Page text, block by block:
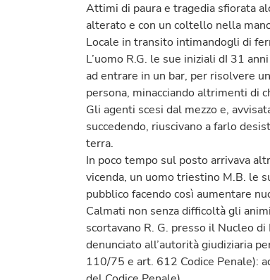
Attimi di paura e tragedia sfiorata
alterato e con un coltello nella
Locale in transito intimandogli di
L’uomo R.G. le sue iniziali dI 31
ad entrare in un bar, per risolvere
persona, minacciando altrimenti di
Gli agenti scesi dal mezzo e,
succedendo, riuscivano a farlo
terra.
In poco tempo sul posto arrivava
vicenda, un uomo triestino M.B. le
pubblico facendo così aumentare
Calmati non senza difficoltà gli
scortavano R. G. presso il Nucleo
denunciato all’autorità giudiziaria
110/75 e art. 612 Codice Penale):